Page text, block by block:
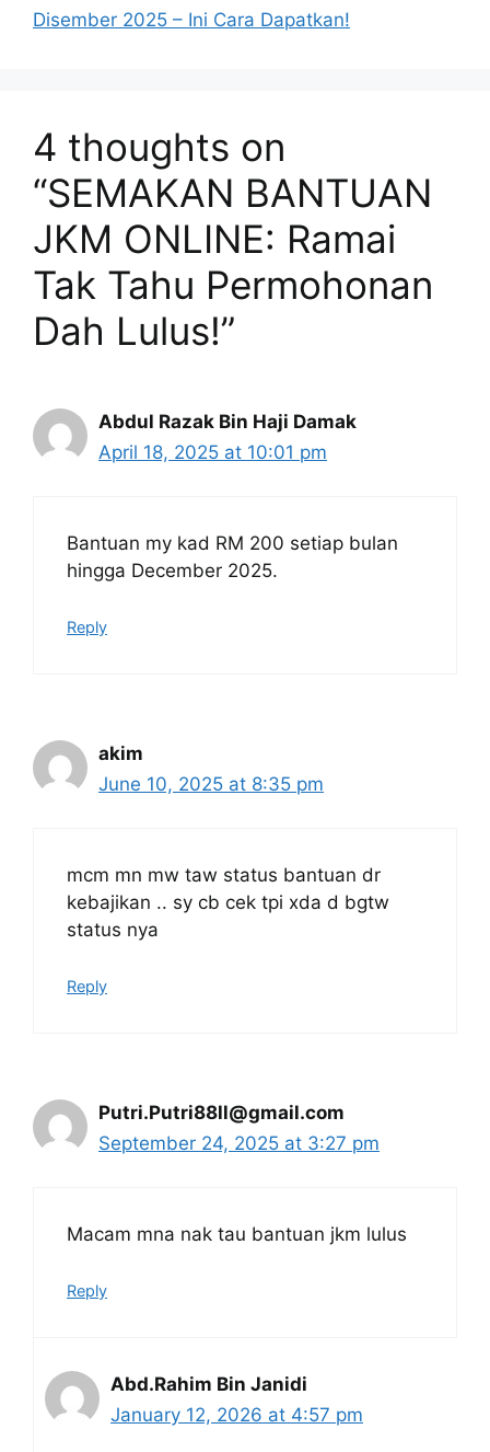
Disember 2025 – Ini Cara Dapatkan!
4 thoughts on
“SEMAKAN BANTUAN
JKM ONLINE: Ramai
Tak Tahu Permohonan
Dah Lulus!”
Abdul Razak Bin Haji Damak
April 18, 2025 at 10:01 pm
Bantuan my kad RM 200 setiap bulan
hingga December 2025.
Reply
akim
June 10, 2025 at 8:35 pm
mcm mn mw taw status bantuan dr
kebajikan .. sy cb cek tpi xda d bgtw
status nya
Reply
Putri.Putri88ll@gmail.com
September 24, 2025 at 3:27 pm
Macam mna nak tau bantuan jkm lulus
Reply
Abd.Rahim Bin Janidi
January 12, 2026 at 4:57 pm